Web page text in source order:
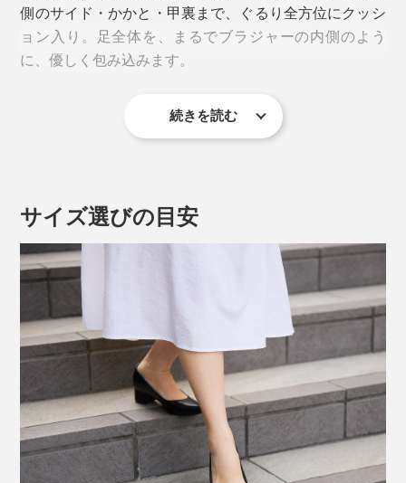
のめりになりにくく、ぐらつきにくく、履いていること
を忘れられます。
側のサイド・かかと・甲裏まで、ぐるり全方位にクッシ
ョン入り。足全体を、まるでブラジャーの内側のよう
に、優しく包み込みます。
特に、かかとにはピローがついていて、パンプスがパカ
パカしにくく脱げにくい仕様。心地よく足が固定され、
素足で履いても靴ズレの予感はゼロです。
続きを読む
サイズ選びの目安